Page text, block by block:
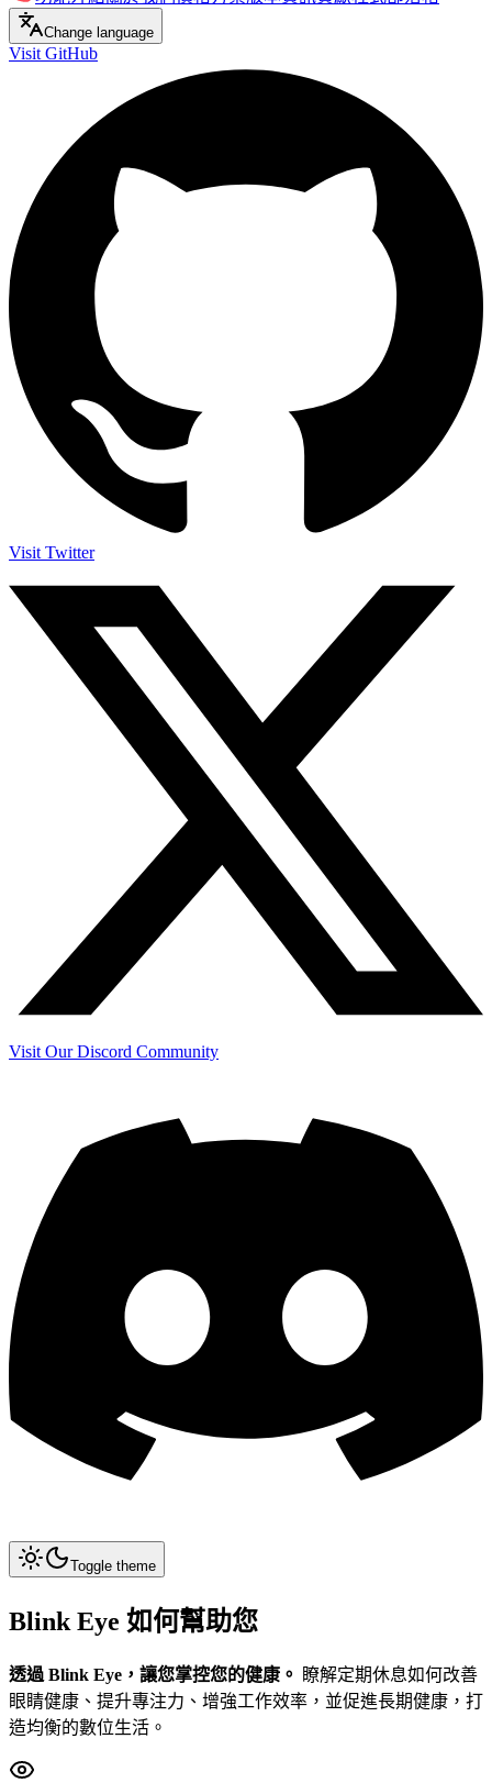
Change language
Visit GitHub
Visit Twitter
Visit Our Discord Community
Toggle theme
Blink Eye 如何幫助您
透過 Blink Eye，讓您掌控您的健康。
瞭解定期休息如何改善
眼睛健康、提升專注力、增強工作效率，並促進長期健康，打
造均衡的數位生活。